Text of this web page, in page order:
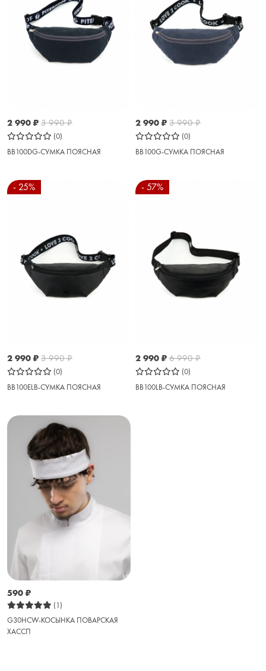
2 990 ₽ 3 990₽
(0)
BB100DG-СУМКА ПОЯСНАЯ
2 990 ₽ 3 990₽
(0)
BB100G-СУМКА ПОЯСНАЯ
- 25%
2 990 ₽ 3 990₽
(0)
BB100ELB-СУМКА ПОЯСНАЯ
- 57%
2 990 ₽ 6 990₽
(0)
BB100LB-СУМКА ПОЯСНАЯ
590 ₽
(1)
G30HCW-КОСЫНКА ПОВАРСКАЯ
ХАССП